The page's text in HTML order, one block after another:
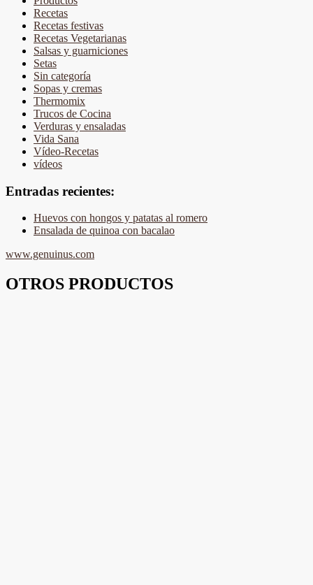
Recetas
Recetas festivas
Recetas Vegetarianas
Salsas y guarniciones
Setas
Sin categoría
Sopas y cremas
Thermomix
Trucos de Cocina
Verduras y ensaladas
Vida Sana
Vídeo-Recetas
vídeos
Entradas recientes:
Huevos con hongos y patatas al romero
Ensalada de quinoa con bacalao
www.genuinus.com
OTROS PRODUCTOS